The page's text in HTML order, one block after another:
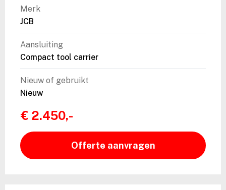
Merk
JCB
Aansluiting
Compact tool carrier
Nieuw of gebruikt
Nieuw
€ 2.450,-
Offerte aanvragen